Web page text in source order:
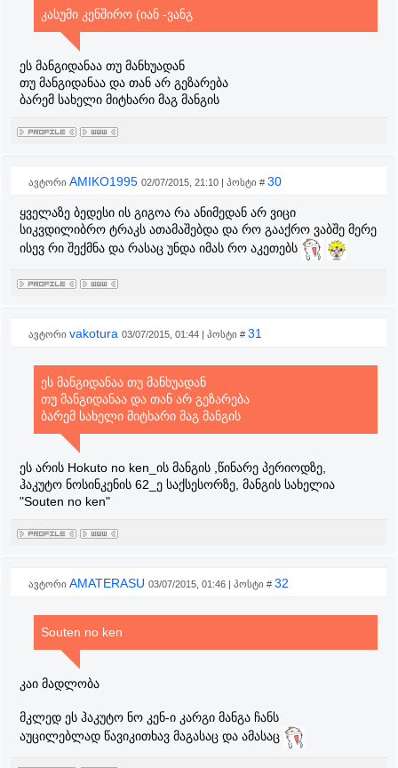
კასუმი კენშირო (იან -ვანგ
ეს მანგიდანაა თუ მანხუადან
თუ მანგიდანაა და თან არ გეზარება
ბარემ სახელი მიტხარი მაგ მანგის
ავტორი AMIKO1995 02/07/2015, 21:10 | პოსტი # 30
ყველაზე ბედესი ის გიგოა რა ანიმედან არ ვიცი
სიკვდილიბრო ტრაკს ათამაშებდა და რო გააქრო ვაბშე მერე
ისევ რი შექმნა და რასაც უნდა იმას რო აკეთებს
ავტორი vakotura 03/07/2015, 01:44 | პოსტი # 31
ეს მანგიდანაა თუ მანხუადან
თუ მანგიდანაა და თან არ გეზარება
ბარემ სახელი მიტხარი მაგ მანგის
ეს არის Hokuto no ken_ის მანგის ,წინარე პერიოდზე,
ჰაკუტო ნოსინკენის 62_ე საქსესორზე, მანგის სახელია
"Souten no ken"
ავტორი AMATERASU 03/07/2015, 01:46 | პოსტი # 32
Souten no ken
კაი მადლობა
მკლედ ეს ჰაკუტო ნო კენ-ი კარგი მანგა ჩანს
აუცილებლად წავიკითხავ მაგასაც და ამასაც